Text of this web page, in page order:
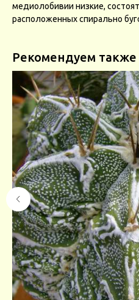
медиолобивии низкие,
расположенных спирально
Рекомендуем также